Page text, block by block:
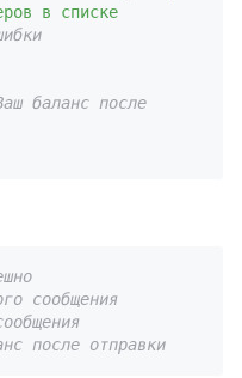
в списке
баланс после
сообщения
после отправки